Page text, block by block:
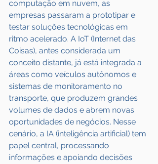
computação em nuvem, as
empresas passaram a prototipar e
testar soluções tecnológicas em
ritmo acelerado. A IoT (Internet das
Coisas), antes considerada um
conceito distante, já está integrada a
áreas como veículos autônomos e
sistemas de monitoramento no
transporte, que produzem grandes
volumes de dados e abrem novas
oportunidades de negócios. Nesse
cenário, a IA (inteligência artificial) tem
papel central, processando
informações e apoiando decisões